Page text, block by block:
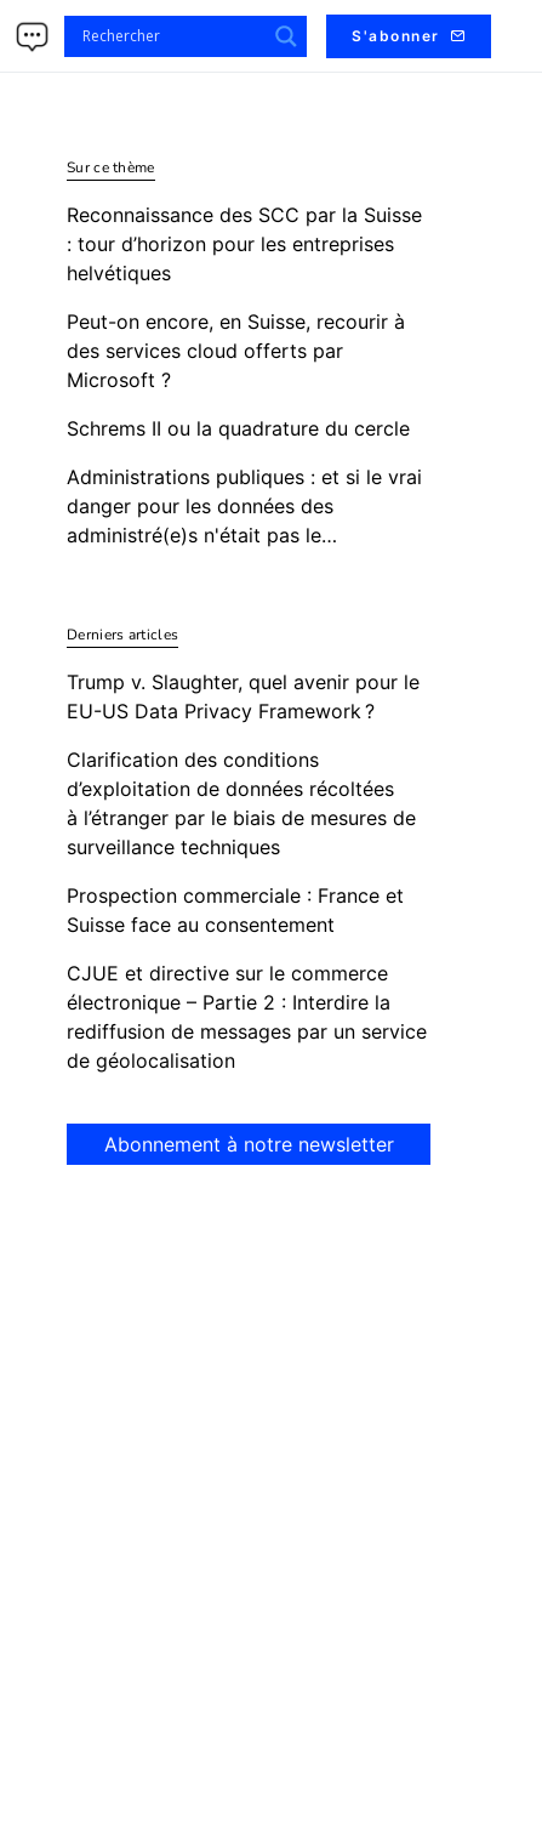
S'abonner
Sur ce thème
Reconnaissance des SCC par la Suisse
: tour d’horizon pour les entreprises
helvétiques
Peut-on encore, en Suisse, recourir à
des services cloud offerts par
Microsoft ?
Schrems II ou la quadrature du cercle
Administrations publiques : et si le vrai
danger pour les données des
administré(e)s n'était pas le…
Derniers articles
Trump v. Slaughter, quel avenir pour le
EU-US Data Privacy Framework ?
Clarification des conditions
d’exploitation de données récoltées
à l’étranger par le biais de mesures de
surveillance techniques
Prospection commerciale : France et
Suisse face au consentement
CJUE et directive sur le commerce
électronique – Partie 2 : Interdire la
rediffusion de messages par un service
de géolocalisation
Abonnement à notre newsletter